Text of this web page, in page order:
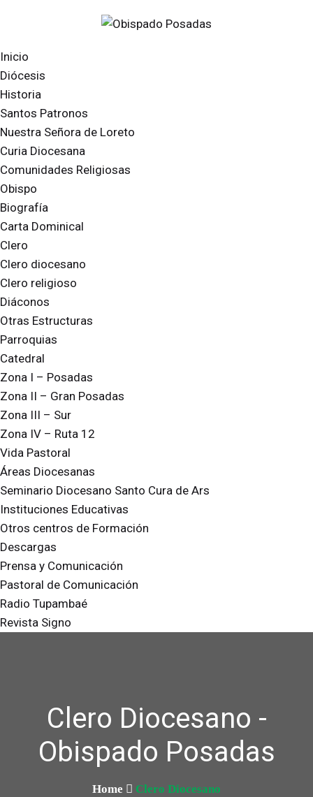
Inicio
Diócesis
Historia
Santos Patronos
Nuestra Señora de Loreto
Curia Diocesana
Comunidades Religiosas
Obispo
Biografía
Carta Dominical
Clero
Clero diocesano
Clero religioso
Diáconos
Otras Estructuras
Parroquias
Catedral
Zona I – Posadas
Zona II – Gran Posadas
Zona III – Sur
Zona IV – Ruta 12
Vida Pastoral
Áreas Diocesanas
Seminario Diocesano Santo Cura de Ars
Instituciones Educativas
Otros centros de Formación
Descargas
Prensa y Comunicación
Pastoral de Comunicación
Radio Tupambaé
Revista Signo
Clero Diocesano -
Obispado Posadas
Home Clero Diocesano